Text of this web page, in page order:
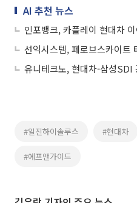
AI 추천 뉴스
#일진하이솔루스 #현대차
#에프앤가이드